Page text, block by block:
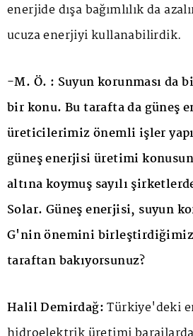
enerjide dışa bağımlılık da
ucuza enerjiyi kullanabilirdik.
-M. Ö. : Suyun korunması da
bir konu. Bu tarafta da güneş
üreticilerimiz önemli işler
güneş enerjisi üretimi
altına koymuş sayılı
Solar. Güneş enerjisi, suyun
G'nin önemini
taraftan bakıyorsunuz?
Halil Demirdağ:Türkiye'deki